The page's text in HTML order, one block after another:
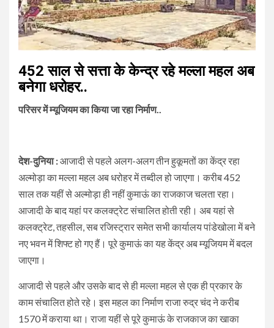
452 साल से सत्ता के केन्द्र रहे मल्ला महल अब
बनेगा धरोहर..
परिसर में म्यूजियम का किया जा रहा निर्माण..
देश-दुनिया :आजादी से पहले अलग-अलग तीन हुकूमतों का केंद्र रहा
अल्मोड़ा का मल्ला महल अब धरोहर में तब्दील हो जाएगा। करीब 452
साल तक यहीं से अल्मोड़ा ही नहीं कुमाऊं का राजकाज चलता रहा।
आजादी के बाद यहां पर कलक्ट्रेट संचालित होती रही। अब यहां से
कलक्ट्रेट, तहसील, सब रजिस्ट्रार समेत सभी कार्यालय पांडेखोला में बने
नए भवन में शिफ्ट हो गए हैं। पूरे कुमाऊं का यह केंद्र अब म्यूजियम में बदल
जाएगा।
आजादी से पहले और उसके बाद से ही मल्ला महल से एक ही प्रकार के
काम संचालित होते रहे। इस महल का निर्माण राजा रुद्र चंद ने करीब
1570 में कराया था। राजा यहीं से पूरे कुमाऊं के राजकाज का खाका